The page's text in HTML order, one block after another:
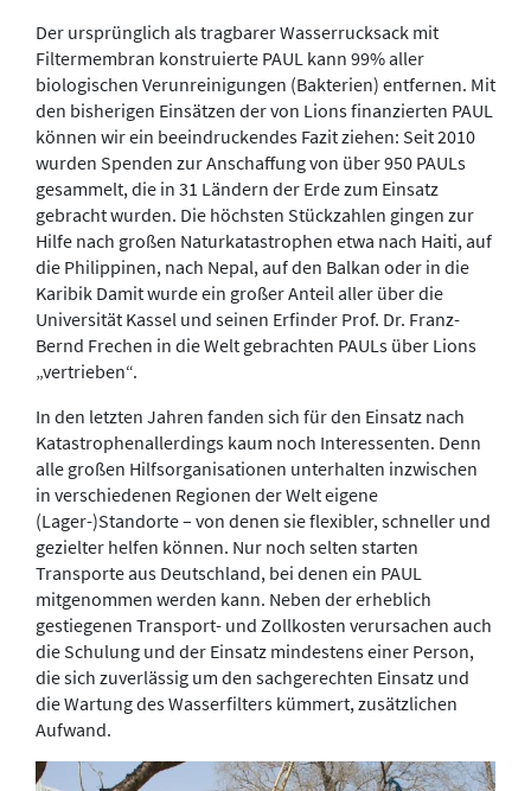
Der ursprünglich als tragbarer Wasserrucksack mit
Filtermembran konstruierte PAUL kann 99% aller
biologischen Verunreinigungen (Bakterien) entfernen. Mit
den bisherigen Einsätzen der von Lions finanzierten PAUL
können wir ein beeindruckendes Fazit ziehen: Seit 2010
wurden Spenden zur Anschaffung von über 950 PAULs
gesammelt, die in 31 Ländern der Erde zum Einsatz
gebracht wurden. Die höchsten Stückzahlen gingen zur
Hilfe nach großen Naturkatastrophen etwa nach Haiti, auf
die Philippinen, nach Nepal, auf den Balkan oder in die
Karibik Damit wurde ein großer Anteil aller über die
Universität Kassel und seinen Erfinder Prof. Dr. Franz-
Bernd Frechen in die Welt gebrachten PAULs über Lions
„vertrieben“.
In den letzten Jahren fanden sich für den Einsatz nach
Katastrophenallerdings kaum noch Interessenten. Denn
alle großen Hilfsorganisationen unterhalten inzwischen
in verschiedenen Regionen der Welt eigene
(Lager-)Standorte – von denen sie flexibler, schneller und
gezielter helfen können. Nur noch selten starten
Transporte aus Deutschland, bei denen ein PAUL
mitgenommen werden kann. Neben der erheblich
gestiegenen Transport- und Zollkosten verursachen auch
die Schulung und der Einsatz mindestens einer Person,
die sich zuverlässig um den sachgerechten Einsatz und
die Wartung des Wasserfilters kümmert, zusätzlichen
Aufwand.